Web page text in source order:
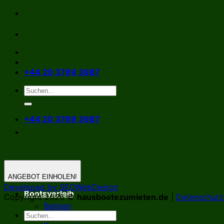
Zum
springen
+44 20 3769 3987
+44 20 3769 3987
Bootsverleih
Belgien
Deutschland
ANGEBOT EINHOLEN!
Developed by SEOWebDesign
Copyright 2026 © hausbootezumieten.de